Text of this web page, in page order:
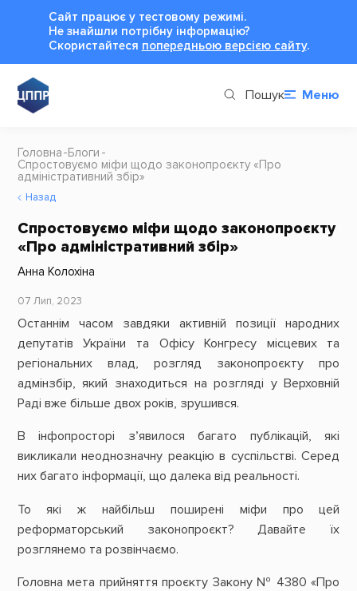
Сайт працює у тестовому режимі.
Не знайшли потрібну інформацію?
Cкористайтеся попередньою версією сайту.
Пошук Меню
Головна Блоги
Спростовуємо міфи щодо законопроєкту «Про
адміністративний збір»
Назад
Спростовуємо міфи щодо законопроєкту
«Про адміністративний збір»
Анна Колохіна
07 Лип, 2023
Останнім часом завдяки активній позиції народних
депутатів України та Офісу Конгресу місцевих та
регіональних влад, розгляд законопроєкту про
адмінзбір, який знаходиться на розгляді у Верховній
Раді вже більше двох років, зрушився.
В інфопросторі з’явилося багато публікацій, які
викликали неоднозначну реакцію в суспільстві. Серед
них багато інформації, що далека від реальності.
То які ж найбільш поширені міфи про цей
реформаторський законопроєкт? Давайте їх
розглянемо та розвінчаємо.
Головна мета прийняття проєкту Закону № 4380 «Про